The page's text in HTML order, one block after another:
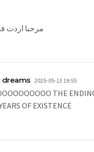
مرحبا اردت
dreams 2025-05-13 19:55
THE
OF EXISTENCE